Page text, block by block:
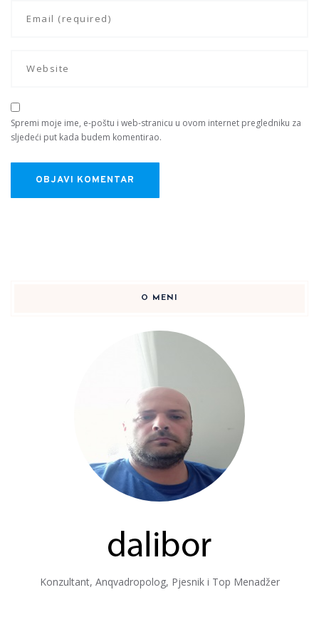
Spremi moje ime, e-poštu i web-stranicu u ovom internet pregledniku za
sljedeći put kada budem komentirao.
O MENI
Konzultant, Anqvadropolog, Pjesnik i Top Menadžer